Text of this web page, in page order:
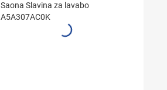
Saona Slavina za lavabo
A5A307AC0K